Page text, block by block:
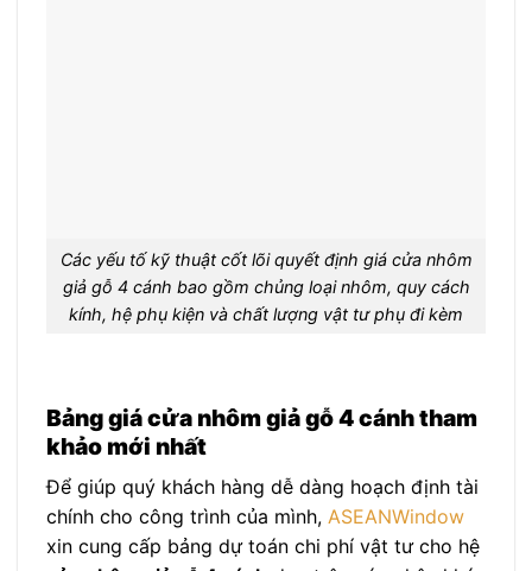
Các yếu tố kỹ thuật cốt lõi quyết định giá cửa nhôm
giả gỗ 4 cánh bao gồm chủng loại nhôm, quy cách
kính, hệ phụ kiện và chất lượng vật tư phụ đi kèm
Bảng giá cửa nhôm giả gỗ 4 cánh tham
khảo mới nhất
Để giúp quý khách hàng dễ dàng hoạch định tài
chính cho công trình của mình, ASEANWindow
xin cung cấp bảng dự toán chi phí vật tư cho hệ